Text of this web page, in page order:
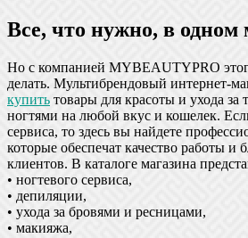
Все, что нужно, в одном
Но с компанией MYBEAUTYPRO
делать. Мультибрендовый интернет-
купить товары для красоты и ухода за
ногтями на любой вкус и кошелек.
сервиса, то здесь вы найдете
которые обеспечат качество работы и
клиентов. В каталоге магазина
• ногтевого сервиса,
• депиляции,
• ухода за бровями и ресницами,
• макияжа,